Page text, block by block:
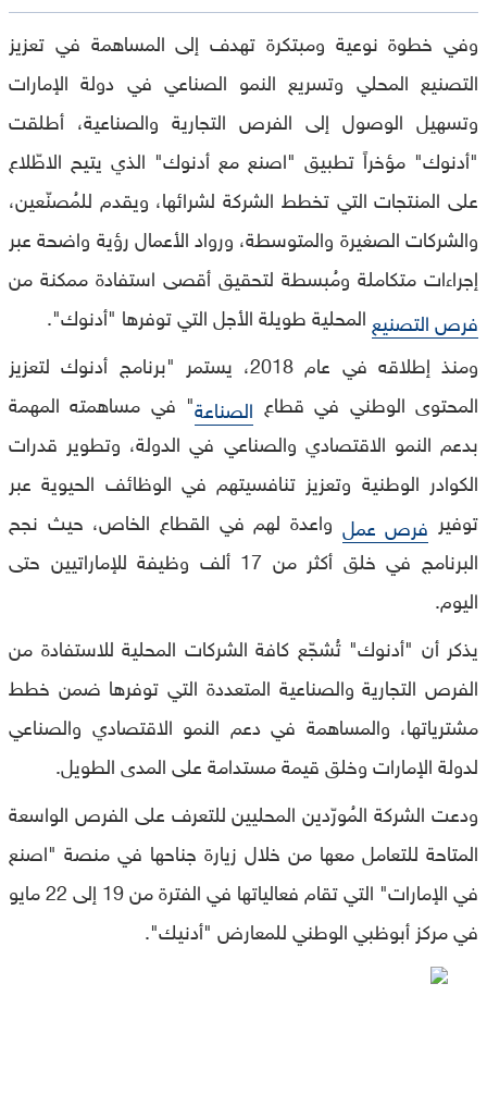
وفي خطوة نوعية ومبتكرة تهدف إلى المساهمة في تعزيز
التصنيع المحلي وتسريع النمو الصناعي في دولة الإمارات
وتسهيل الوصول إلى الفرص التجارية والصناعية، أطلقت
"أدنوك" مؤخراً تطبيق "اصنع مع أدنوك" الذي يتيح الاطّلاع
على المنتجات التي تخطط الشركة لشرائها، ويقدم للمُصنّعين،
والشركات الصغيرة والمتوسطة، ورواد الأعمال رؤية واضحة عبر
إجراءات متكاملة ومُبسطة لتحقيق أقصى استفادة ممكنة من
فرص التصنيع المحلية طويلة الأجل التي توفرها "أدنوك".
ومنذ إطلاقه في عام 2018، يستمر "برنامج أدنوك لتعزيز
المحتوى الوطني في قطاع الصناعة" في مساهمته المهمة
بدعم النمو الاقتصادي والصناعي في الدولة، وتطوير قدرات
الكوادر الوطنية وتعزيز تنافسيتهم في الوظائف الحيوية عبر
توفير فرص عمل واعدة لهم في القطاع الخاص، حيث نجح
البرنامج في خلق أكثر من 17 ألف وظيفة للإماراتيين حتى
اليوم.
يذكر أن "أدنوك" تُشجّع كافة الشركات المحلية للاستفادة من
الفرص التجارية والصناعية المتعددة التي توفرها ضمن خطط
مشترياتها، والمساهمة في دعم النمو الاقتصادي والصناعي
لدولة الإمارات وخلق قيمة مستدامة على المدى الطويل.
ودعت الشركة المُورّدين المحليين للتعرف على الفرص الواسعة
المتاحة للتعامل معها من خلال زيارة جناحها في منصة "اصنع
في الإمارات" التي تقام فعالياتها في الفترة من 19 إلى 22 مايو
في مركز أبوظبي الوطني للمعارض "أدنيك".